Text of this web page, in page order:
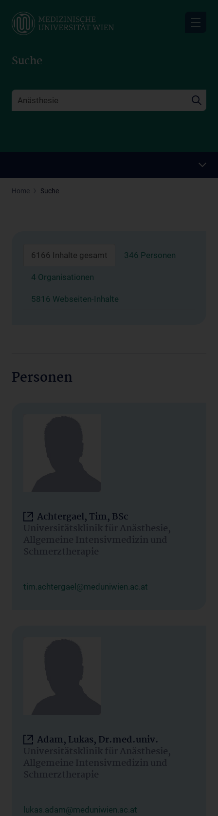
main
Suche
Home Suche
6166 Inhalte gesamt 346 Personen
4 Organisationen
5816 Webseiten-Inhalte
Personen
Achtergael, Tim, BSc
Universitätsklinik für Anästhesie,
Allgemeine Intensivmedizin und
Schmerztherapie
tim.achtergael@meduniwien.ac.at
Adam, Lukas, Dr.med.univ.
Universitätsklinik für Anästhesie,
Allgemeine Intensivmedizin und
Schmerztherapie
lukas.adam@meduniwien.ac.at